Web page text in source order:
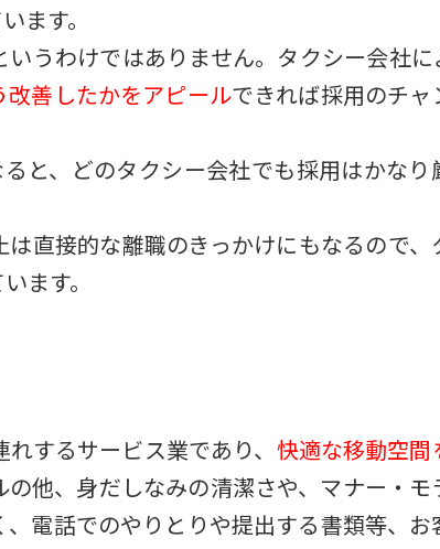
ます。
うわけではありません。タクシー会社に
善したかをアピールできれば採用のチャ
と、どのタクシー会社でも採用はかなり
直接的な離職のきっかけにもなるので、
ます。
するサービス業であり、 快適な移動空間
他、身だしなみの清潔さや、マナー・モ
電話でのやりとりや提出する書類等、お